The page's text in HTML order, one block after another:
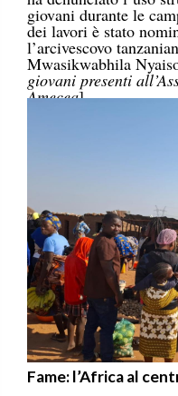
giovani durante le
dei lavori è stato
l’arcivescovo
Mwasikwabhila
giovani presenti
Amecea]
Fame: l’Africa al